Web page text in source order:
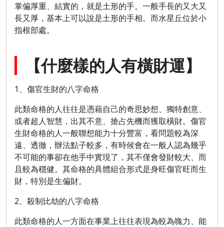
掌偏厚重、結實的，就是土形的手。一般手長的又大又
長又厚，基本上可以說是土形的手相。而水星丘位於小
指根部處。
【什麼樣的人有橫財運】
1、傷官生財的八字命格
此類命格的人往往是憑藉自己的奇思妙想、獨特創意、
或者超人智慧，出其不意、搶占先機而獲取橫財。傷官
生財命格的人一般聯想能力十分豐富，看問題較為深
遠、透徹，辦法點子較多，有時候會在一般人認為幾乎
不可能的事卻在他手中實現了，其不僅會發財較大、而
且較為穩健。其命格的具體組合形式是身旺傷官旺而生
財，特別是生偏財。
2、殺制比劫的八字命格
此類命格的人一方面在事業上往往表現為較為魄力、能